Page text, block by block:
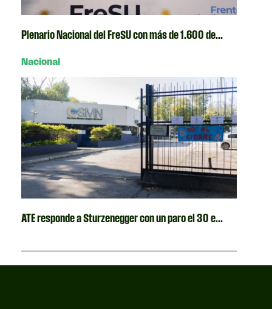
Plenario Nacional del FreSU con más de 1.600 de...
Nacional
ATE responde a Sturzenegger con un paro el 30 e...